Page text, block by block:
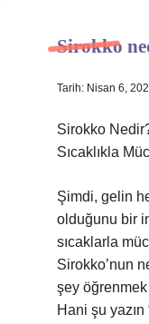
Hakkımızda
Sirokko
Tarih: Nisan 6,
Sirokko
Sıcaklıkla
Şimdi, gelin
olduğunu bir
sıcaklarla
Sirokko’nun
şey
Hani şu